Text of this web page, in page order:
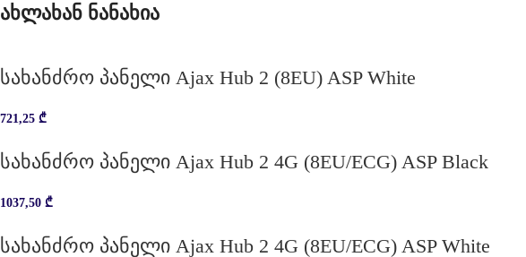
ახლახან ნანახია
სახანძრო პანელი Ajax Hub 2 (8EU) ASP White
721,25 ₾
სახანძრო პანელი Ajax Hub 2 4G (8EU/ECG) ASP Black
1037,50 ₾
სახანძრო პანელი Ajax Hub 2 4G (8EU/ECG) ASP White